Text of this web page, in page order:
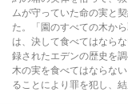
ムが守っていた命の実と
た。「園のすべての木か
は、決して食べてはなら
録されたエデンの歴史を
木の実を食べてはならな
ることにより罪を犯し、